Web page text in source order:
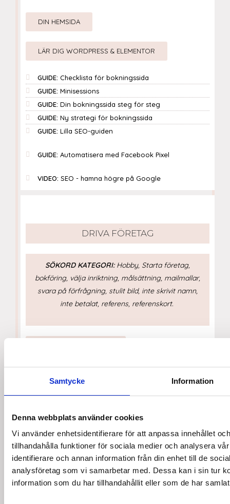
Samtycke Information
Denna webbplats använder cookies
Vi använder enhetsidentifierare för att anpassa innehållet
tillhandahålla funktioner för sociala medier och analysera
identifierare och annan information från din enhet till de
analysföretag som vi samarbetar med. Dessa kan i sin tur
information som du har tillhandahållit eller som de har
DIN HEMSIDA
LÄR DIG WORDPRESS & ELEMENTOR
GUIDE: Checklista för bokningssida
GUIDE: Minisessions
GUIDE: Din bokningssida steg för steg
GUIDE: Ny strategi för bokningssida
GUIDE: Lilla SEO-guiden
GUIDE: Automatisera med Facebook Pixel
VIDEO: SEO - hamna högre på Google
DRIVA FÖRETAG
SÖKORD KATEGORI:Hobby, Starta företag,
bokföring, välja inriktning, målsättning, mailmallar,
svara på förfrågning, stulit bild, inte skrivit namn,
inte betalat, referens, referenskort.
GUIDE:Inriktning och WOW faktor
GUIDE:Checklista för ditt företag
GUIDE:
Målsättning